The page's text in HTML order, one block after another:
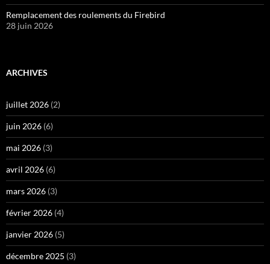
Remplacement des roulements du Firebird
28 juin 2026
ARCHIVES
juillet 2026 (2)
juin 2026 (6)
mai 2026 (3)
avril 2026 (6)
mars 2026 (3)
février 2026 (4)
janvier 2026 (5)
décembre 2025 (3)